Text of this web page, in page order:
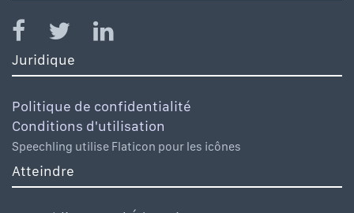
Juridique
Politique de confidentialité
Conditions d'utilisation
Speechling utilise Flaticon pour les icônes
Atteindre